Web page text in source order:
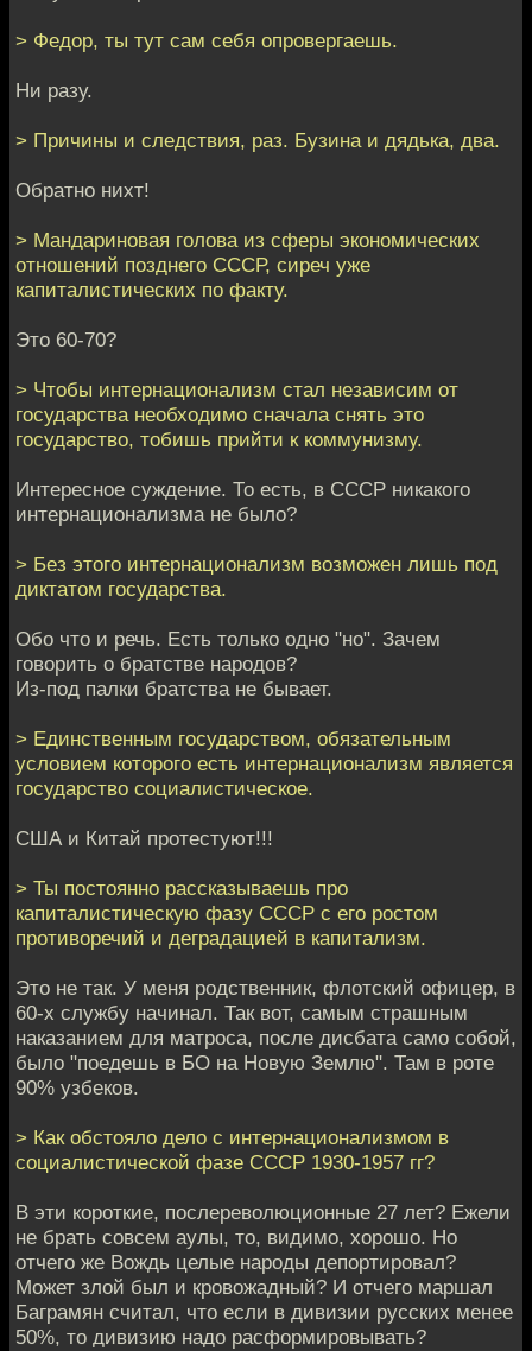
> Федор, ты тут сам себя опровергаешь.
Ни разу.
> Причины и следствия, раз. Бузина и дядька, два.
Обратно нихт!
> Мандариновая голова из сферы экономических
отношений позднего СССР, сиреч уже
капиталистических по факту.
Это 60-70?
> Чтобы интернационализм стал независим от
государства необходимо сначала снять это
государство, тобишь прийти к коммунизму.
Интересное суждение. То есть, в СССР никакого
интернационализма не было?
> Без этого интернационализм возможен лишь под
диктатом государства.
Обо что и речь. Есть только одно "но". Зачем
говорить о братстве народов?
Из-под палки братства не бывает.
> Единственным государством, обязательным
условием которого есть интернационализм является
государство социалистическое.
США и Китай протестуют!!!
> Ты постоянно рассказываешь про
капиталистическую фазу СССР с его ростом
противоречий и деградацией в капитализм.
Это не так. У меня родственник, флотский офицер, в
60-х службу начинал. Так вот, самым страшным
наказанием для матроса, после дисбата само собой,
было "поедешь в БО на Новую Землю". Там в роте
90% узбеков.
> Как обстояло дело с интернационализмом в
социалистической фазе СССР 1930-1957 гг?
В эти короткие, послереволюционные 27 лет? Ежели
не брать совсем аулы, то, видимо, хорошо. Но
отчего же Вождь целые народы депортировал?
Может злой был и кровожадный? И отчего маршал
Баграмян считал, что если в дивизии русских менее
50%, то дивизию надо расформировывать?